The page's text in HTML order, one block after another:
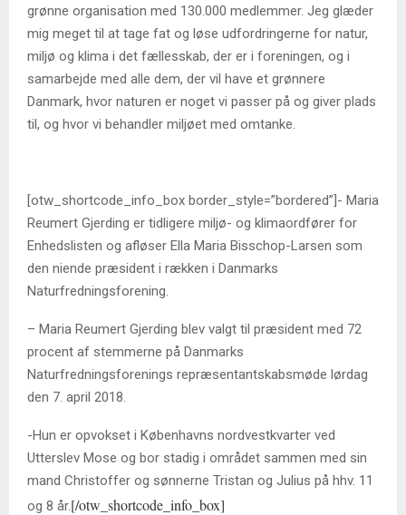
grønne organisation med 130.000 medlemmer. Jeg glæder
mig meget til at tage fat og løse udfordringerne for natur,
miljø og klima i det fællesskab, der er i foreningen, og i
samarbejde med alle dem, der vil have et grønnere
Danmark, hvor naturen er noget vi passer på og giver plads
til, og hvor vi behandler miljøet med omtanke.
[otw_shortcode_info_box border_style=”bordered”]- Maria
Reumert Gjerding er tidligere miljø- og klimaordfører for
Enhedslisten og afløser Ella Maria Bisschop-Larsen som
den niende præsident i rækken i Danmarks
Naturfredningsforening.
– Maria Reumert Gjerding blev valgt til præsident med 72
procent af stemmerne på Danmarks
Naturfredningsforenings repræsentantskabsmøde lørdag
den 7. april 2018.
-Hun er opvokset i Københavns nordvestkvarter ved
Utterslev Mose og bor stadig i området sammen med sin
mand Christoffer og sønnerne Tristan og Julius på hhv. 11
og 8 år.[/otw_shortcode_info_box]